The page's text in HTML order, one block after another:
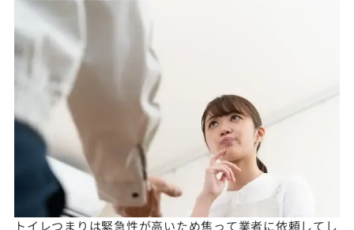
トイレつまりは緊急性が高いため焦って業者に依頼してし